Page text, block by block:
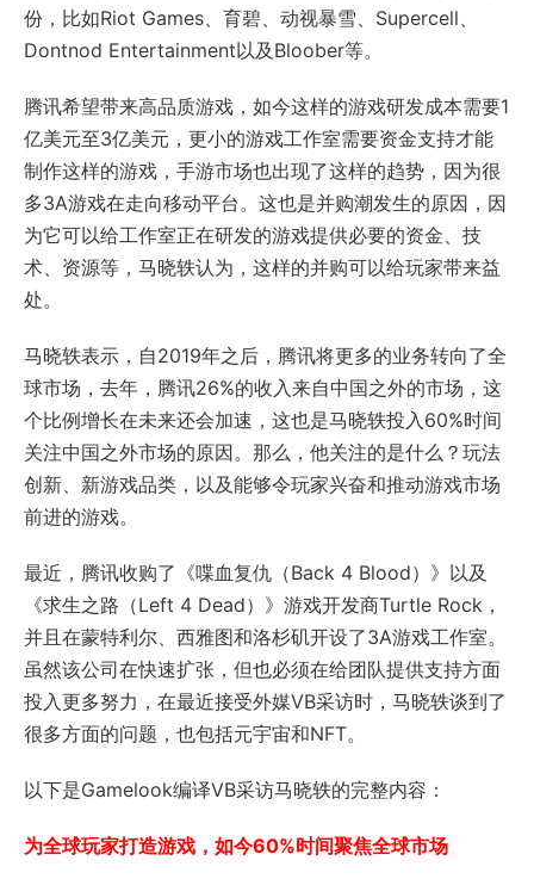
份，比如Riot Games、育碧、动视暴雪、Supercell、
Dontnod Entertainment以及Bloober等。
腾讯希望带来高品质游戏，如今这样的游戏研发成本需要1
亿美元至3亿美元，更小的游戏工作室需要资金支持才能
制作这样的游戏，手游市场也出现了这样的趋势，因为很
多3A游戏在走向移动平台。这也是并购潮发生的原因，因
为它可以给工作室正在研发的游戏提供必要的资金、技
术、资源等，马晓轶认为，这样的并购可以给玩家带来益
处。
马晓轶表示，自2019年之后，腾讯将更多的业务转向了全
球市场，去年，腾讯26%的收入来自中国之外的市场，这
个比例增长在未来还会加速，这也是马晓轶投入60%时间
关注中国之外市场的原因。那么，他关注的是什么？玩法
创新、新游戏品类，以及能够令玩家兴奋和推动游戏市场
前进的游戏。
最近，腾讯收购了《喋血复仇（Back 4 Blood）》以及
《求生之路（Left 4 Dead）》游戏开发商Turtle Rock，
并且在蒙特利尔、西雅图和洛杉矶开设了3A游戏工作室。
虽然该公司在快速扩张，但也必须在给团队提供支持方面
投入更多努力，在最近接受外媒VB采访时，马晓轶谈到了
很多方面的问题，也包括元宇宙和NFT。
以下是Gamelook编译VB采访马晓轶的完整内容：
为全球玩家打造游戏，如今60%时间聚焦全球市场